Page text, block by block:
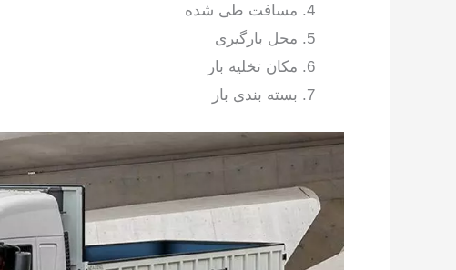
مسافت طی شده
محل بارگیری
مکان تخلیه بار
بسته بندی بار